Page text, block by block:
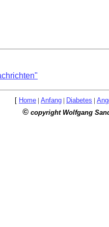
[ Home | Anfang | Diabetes |
© copyright Wolfgang